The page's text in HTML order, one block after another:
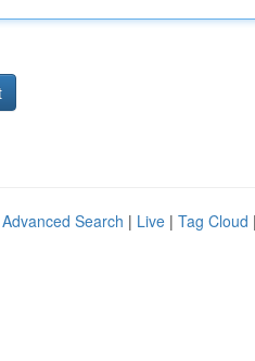
Advanced Search | Live | Tag Cloud |